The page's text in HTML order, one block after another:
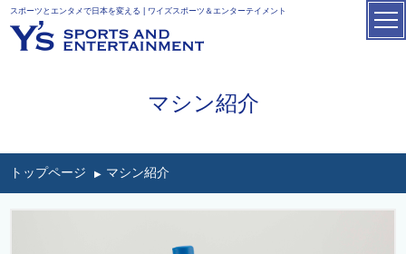
スポーツとエンタメで日本を変える | ワイズスポーツ＆エンターテイメント
マシン紹介
トップページ マシン紹介